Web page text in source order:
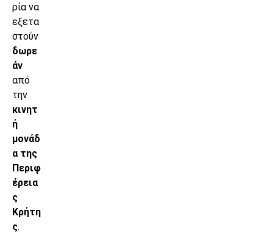
ρία να
εξετα
στούν
δωρε
άν
από
την
κινητ
ή
μονάδ
α της
Περιφ
έρεια
ς
Κρήτη
ς.